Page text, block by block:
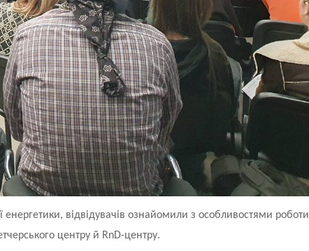
відвідувачів ознайомили з особливостями роботи
центру й RnD-центру.